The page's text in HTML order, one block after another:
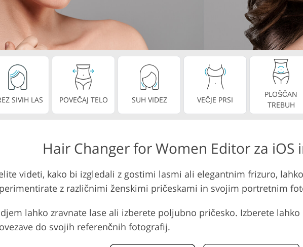
Urejanje fotografij nakita Storitve urejanja
SIVIH LAS POVEČAJ TELO SUH VIDEZ VEČJE PRSI
PLOŠČAN
TREBUH
Hair Changer for Women Editor za iOS
videti, kako bi izgledali z gostimi lasmi ali elegantnim frizuro,
z različnimi ženskimi pričeskami in svojim portretnim
lahko zravnate lase ali izberete poljubno pričesko. Izberete
do svojih referenčnih fotografij.